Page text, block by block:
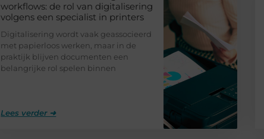
workflows: de rol van digitalisering
volgens een specialist in printers
Digitalisering wordt vaak geassocieerd
met papierloos werken, maar in de
praktijk blijven documenten een
belangrijke rol spelen binnen
Lees verder ➜